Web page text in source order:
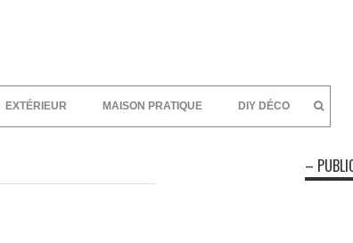
EXTÉRIEUR MAISON PRATIQUE DIY DÉCO
–